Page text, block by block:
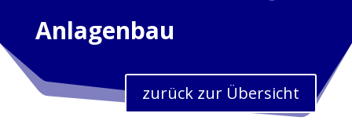
Anlagenbau
zurück zur Übersicht